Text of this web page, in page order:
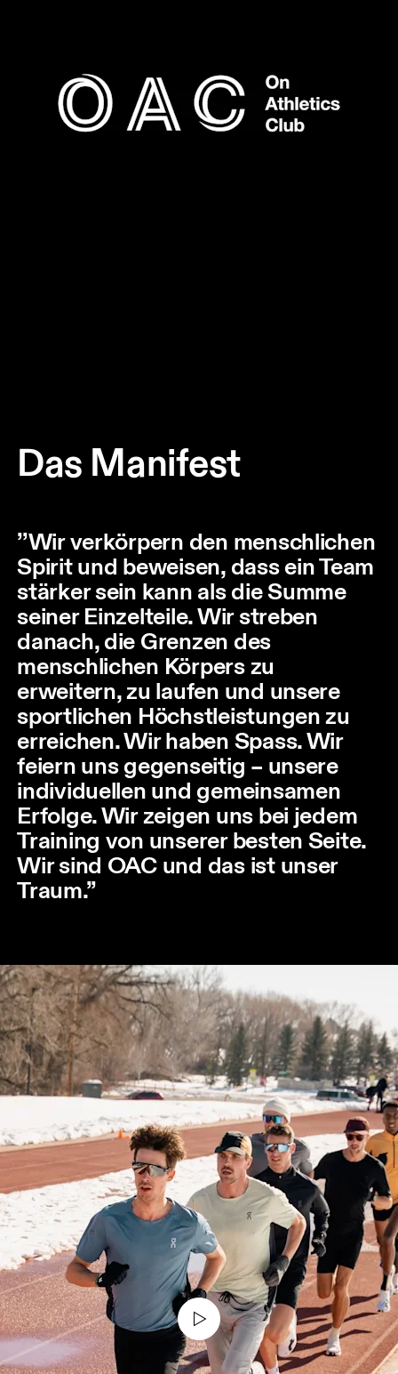
Das Manifest
’’Wir verkörpern den menschlichen
Spirit und beweisen, dass ein Team
stärker sein kann als die Summe
seiner Einzelteile. Wir streben
danach, die Grenzen des
menschlichen Körpers zu
erweitern, zu laufen und unsere
sportlichen Höchstleistungen zu
erreichen. Wir haben Spass. Wir
feiern uns gegenseitig – unsere
individuellen und gemeinsamen
Erfolge. Wir zeigen uns bei jedem
Training von unserer besten Seite.
Wir sind OAC und das ist unser
Traum.’’